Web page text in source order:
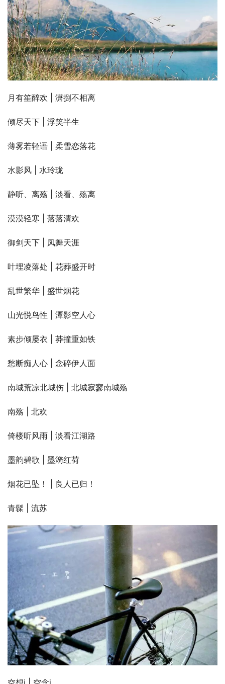
月有笙醉欢 | 潇捌不相离
倾尽天下 | 浮笑半生
薄雾若轻语 | 柔雪恋落花
水影风 | 水玲珑
静听、离殇 | 淡看、殇离
漠漠轻寒 | 落落清欢
御剑天下 | 凤舞天涯
叶埋凌落处 | 花葬盛开时
乱世繁华 | 盛世烟花
山光悦鸟性 | 潭影空人心
素步倾屡衣 | 莽撞重如铁
愁断痴人心 | 念碎伊人面
南城荒凉北城伤 | 北城寂寥南城殇
南殇 | 北欢
倚楼听风雨 | 淡看江湖路
墨韵碧歌 | 墨漪红荷
烟花已坠！ | 良人已归！
青髹 | 流苏